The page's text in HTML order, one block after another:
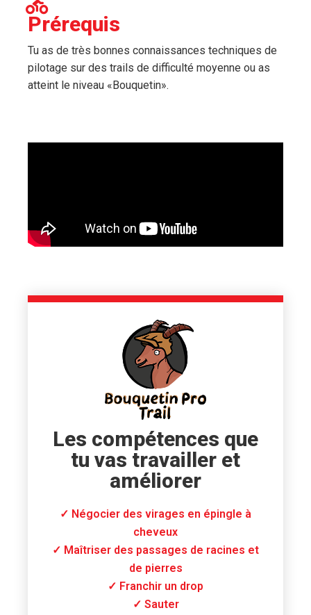
Prérequis
Tu as de très bonnes connaissances techniques de
pilotage sur des trails de difficulté moyenne ou as
atteint le niveau «Bouquetin».
Les compétences que
tu vas travailler et
améliorer
✓ Négocier des virages en épingle à
cheveux
✓ Maîtriser des passages de racines et
de pierres
✓ Franchir un drop
✓ Sauter